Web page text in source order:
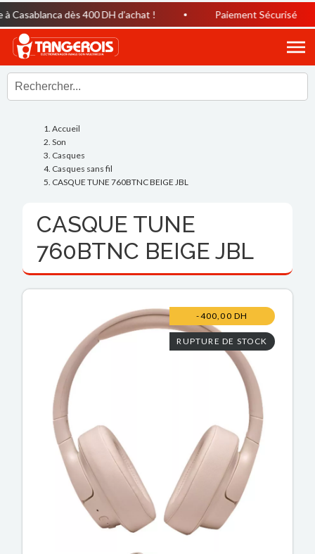
dès 400 DH d’achat ! Paiement Sécurisé
Accueil
Son
Casques
Casques sans fil
CASQUE TUNE 760BTNC BEIGE JBL
CASQUE TUNE
760BTNC BEIGE JBL
-400,00 DH
RUPTURE DE STOCK